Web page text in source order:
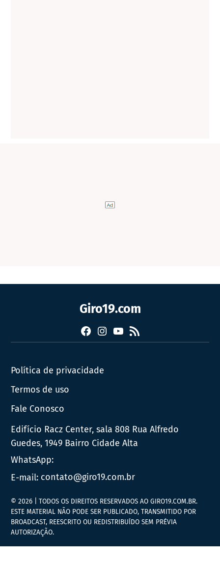
Giro19.com
FacebookInstagram
YouTube
RSS
Política de privacidade
Termos de uso
Fale Conosco
Edifício Racz Center, sala 808 Rua Alfredo
Guedes, 1949 Bairro Cidade Alta
WhatsApp:
E-mail: contato@giro19.com.br
© 2026 | TODOS OS DIREITOS RESERVADOS AO GIRO19.COM.BR.
ESTE MATERIAL NÃO PODE SER PUBLICADO, TRANSMITIDO POR
BROADCAST, REESCRITO OU REDISTRIBUÍDO SEM PRÉVIA
AUTORIZAÇÃO.